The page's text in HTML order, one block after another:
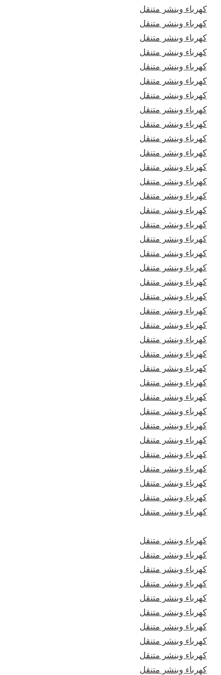
كهرباء وبنشر متنقل
كهرباء وبنشر متنقل
كهرباء وبنشر متنقل
كهرباء وبنشر متنقل
كهرباء وبنشر متنقل
كهرباء وبنشر متنقل
كهرباء وبنشر متنقل
كهرباء وبنشر متنقل
كهرباء وبنشر متنقل
كهرباء وبنشر متنقل
كهرباء وبنشر متنقل
كهرباء وبنشر متنقل
كهرباء وبنشر متنقل
كهرباء وبنشر متنقل
كهرباء وبنشر متنقل
كهرباء وبنشر متنقل
كهرباء وبنشر متنقل
كهرباء وبنشر متنقل
كهرباء وبنشر متنقل
كهرباء وبنشر متنقل
كهرباء وبنشر متنقل
كهرباء وبنشر متنقل
كهرباء وبنشر متنقل
كهرباء وبنشر متنقل
كهرباء وبنشر متنقل
كهرباء وبنشر متنقل
كهرباء وبنشر متنقل
كهرباء وبنشر متنقل
كهرباء وبنشر متنقل
كهرباء وبنشر متنقل
كهرباء وبنشر متنقل
كهرباء وبنشر متنقل
كهرباء وبنشر متنقل
كهرباء وبنشر متنقل
كهرباء وبنشر متنقل
كهرباء وبنشر متنقل
كهرباء وبنشر متنقل
كهرباء وبنشر متنقل
كهرباء وبنشر متنقل
كهرباء وبنشر متنقل
كهرباء وبنشر متنقل
كهرباء وبنشر متنقل
كهرباء وبنشر متنقل
كهرباء وبنشر متنقل
كهرباء وبنشر متنقل
كهرباء وبنشر متنقل